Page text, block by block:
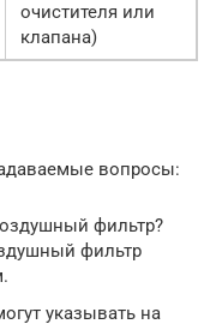
очистителя или
клапана)
вопросы:
фильтр?
фильтр
указывать на